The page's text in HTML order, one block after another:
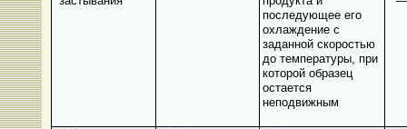
последующее его
охлаждение с
заданной скоростью
до температуры, при
которой образец
остается
неподвижным